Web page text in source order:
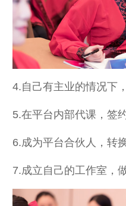
4.自己有主业的情况下
5.在平台内部代课，签
6.成为平台合伙人，转
7.成立自己的工作室，